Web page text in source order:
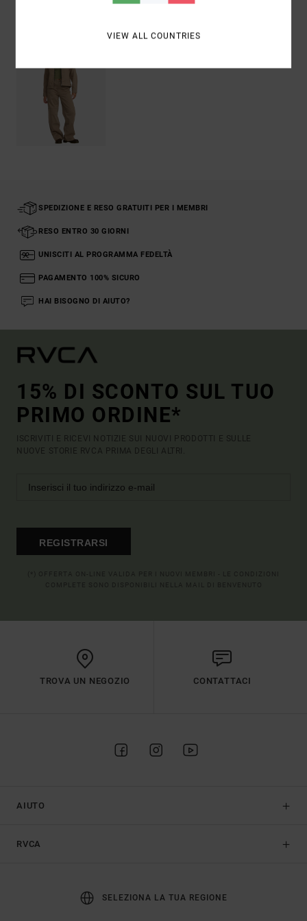
SPEDIZIONE E RESO GRATUITI PER I MEMBRI
RESO ENTRO 30 GIORNI
UNISCITI AL PROGRAMMA FEDELTÀ
PAGAMENTO 100% SICURO
HAI BISOGNO DI AIUTO?
15% DI SCONTO SUL TUO
PRIMO ORDINE*
ISCRIVITI E RICEVI NOTIZIE SUI NUOVI PRODOTTI E SULLE
NUOVE STORIE RVCA PRIMA DEGLI ALTRI.
REGISTRARSI
TROVA UN NEGOZIO CONTATTACI
AIUTO
RVCA
SELEZIONA LA TUA REGIONE
VIEW ALL COUNTRIES